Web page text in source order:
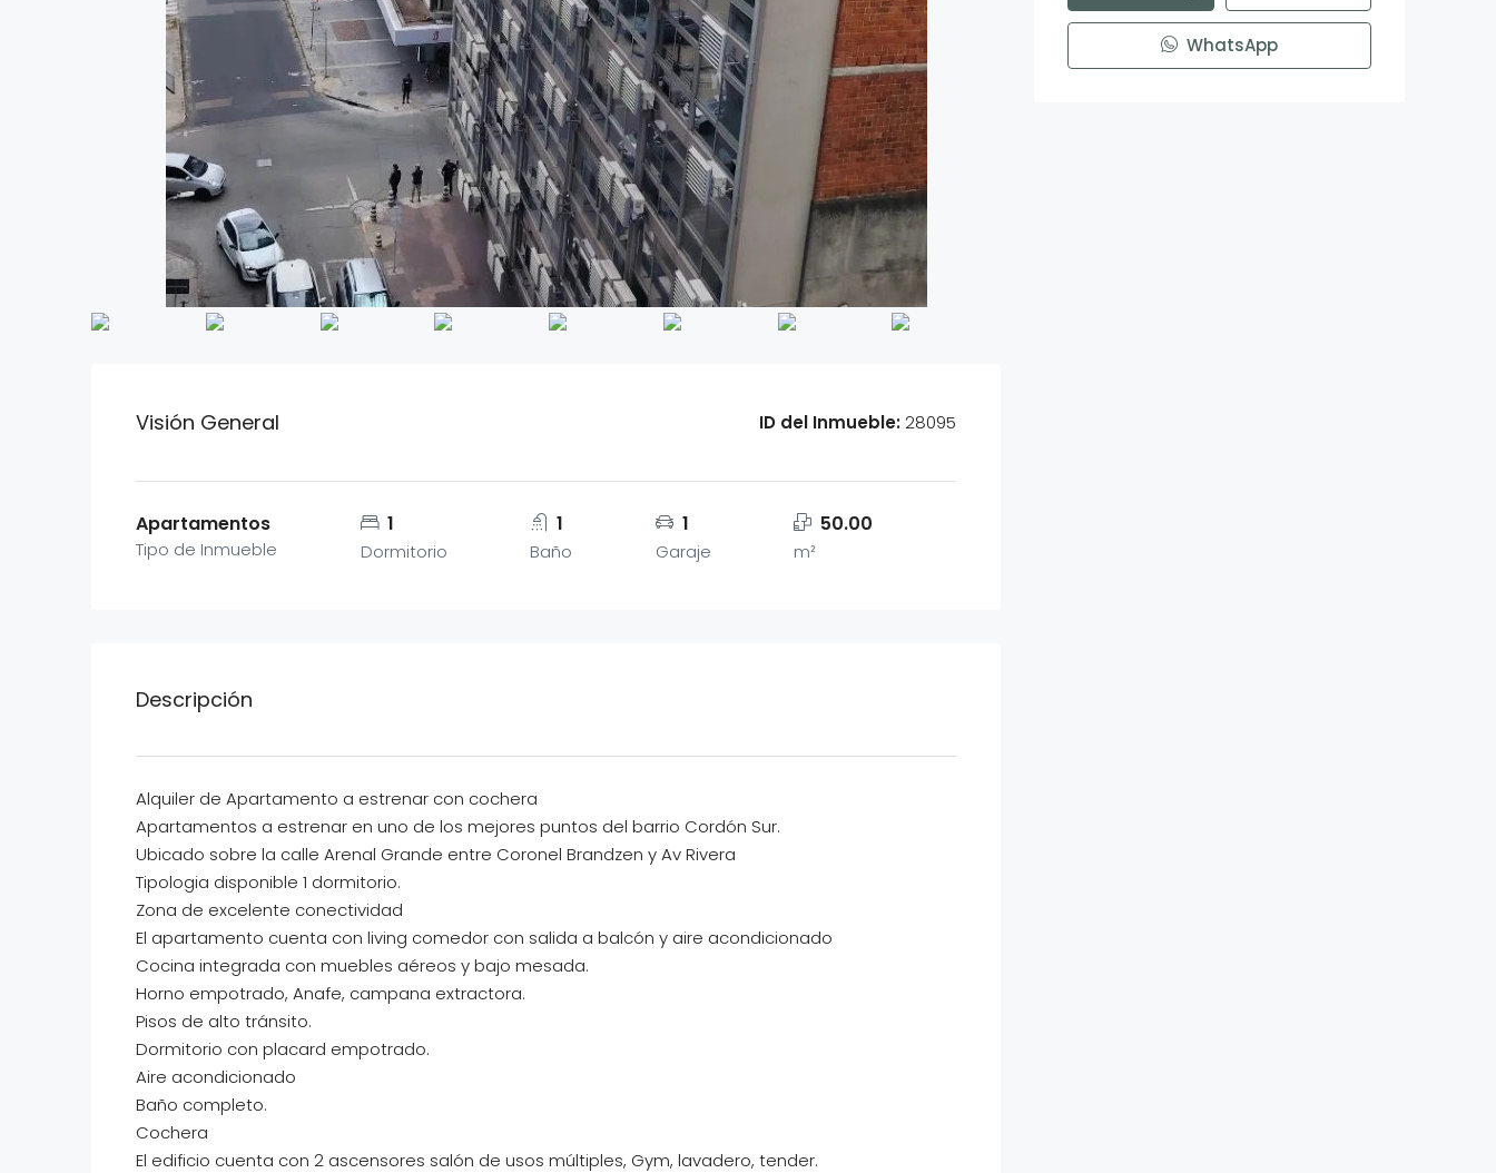
Visión General ID del Inmueble: 28095
Apartamentos
Tipo de Inmueble
1
Dormitorio
1
Baño
1
Garaje
50.00
m²
Descripción
Alquiler de Apartamento a estrenar con cochera
Apartamentos a estrenar en uno de los mejores puntos del barrio Cordón Sur.
Ubicado sobre la calle Arenal Grande entre Coronel Brandzen y Av Rivera
Tipologia disponible 1 dormitorio.
Zona de excelente conectividad
El apartamento cuenta con living comedor con salida a balcón y aire acondicionado
Cocina integrada con muebles aéreos y bajo mesada.
Horno empotrado, Anafe, campana extractora.
Pisos de alto tránsito.
Dormitorio con placard empotrado.
Aire acondicionado
Baño completo.
Cochera
El edificio cuenta con 2 ascensores salón de usos múltiples, Gym, lavadero, tender.
WhatsApp